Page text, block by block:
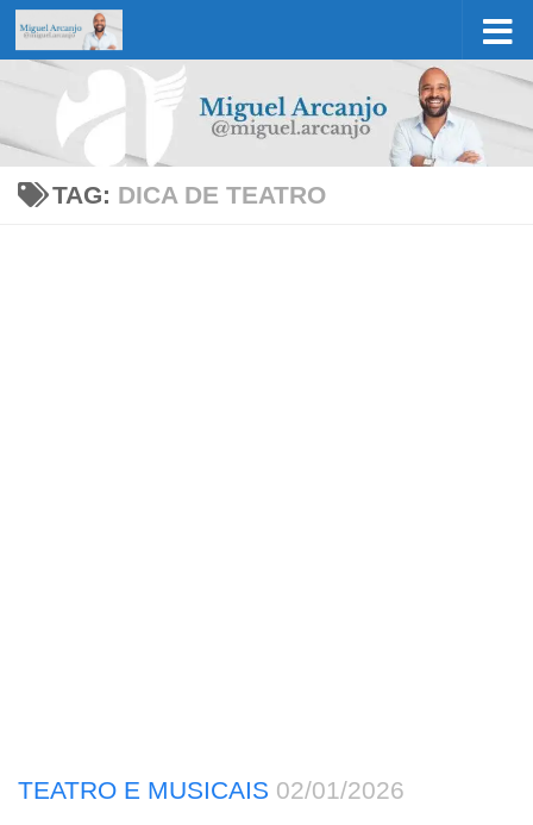
Skip to content
TAG: DICA DE TEATRO
TEATRO E MUSICAIS 02/01/2026